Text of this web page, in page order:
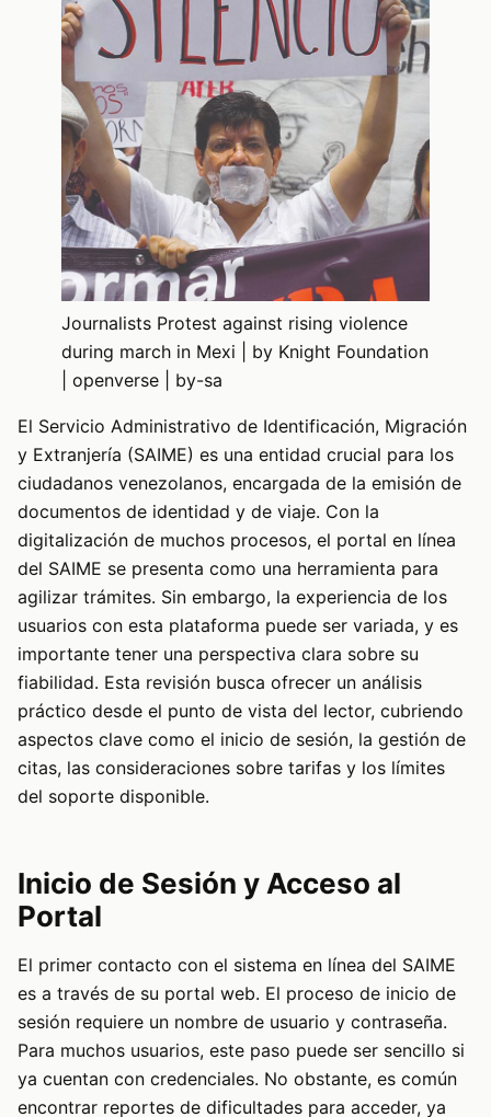
Journalists Protest against rising violence
during march in Mexi | by Knight Foundation
| openverse | by-sa
El Servicio Administrativo de Identificación, Migración
y Extranjería (SAIME) es una entidad crucial para los
ciudadanos venezolanos, encargada de la emisión de
documentos de identidad y de viaje. Con la
digitalización de muchos procesos, el portal en línea
del SAIME se presenta como una herramienta para
agilizar trámites. Sin embargo, la experiencia de los
usuarios con esta plataforma puede ser variada, y es
importante tener una perspectiva clara sobre su
fiabilidad. Esta revisión busca ofrecer un análisis
práctico desde el punto de vista del lector, cubriendo
aspectos clave como el inicio de sesión, la gestión de
citas, las consideraciones sobre tarifas y los límites
del soporte disponible.
Inicio de Sesión y Acceso al
Portal
El primer contacto con el sistema en línea del SAIME
es a través de su portal web. El proceso de inicio de
sesión requiere un nombre de usuario y contraseña.
Para muchos usuarios, este paso puede ser sencillo si
ya cuentan con credenciales. No obstante, es común
encontrar reportes de dificultades para acceder, ya